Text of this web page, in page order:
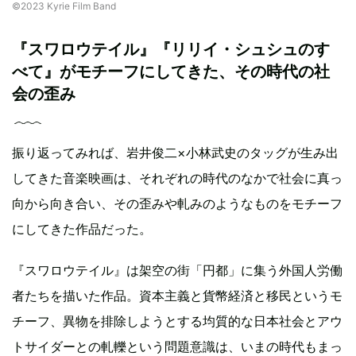
©︎2023 Kyrie Film Band
『スワロウテイル』『リリイ・シュシュのす
べて』がモチーフにしてきた、その時代の社
会の歪み
振り返ってみれば、岩井俊二×小林武史のタッグが生み出
してきた音楽映画は、それぞれの時代のなかで社会に真っ
向から向き合い、その歪みや軋みのようなものをモチーフ
にしてきた作品だった。
『スワロウテイル』は架空の街「円都」に集う外国人労働
者たちを描いた作品。資本主義と貨幣経済と移民というモ
チーフ、異物を排除しようとする均質的な日本社会とアウ
トサイダーとの軋轢という問題意識は、いまの時代もまっ